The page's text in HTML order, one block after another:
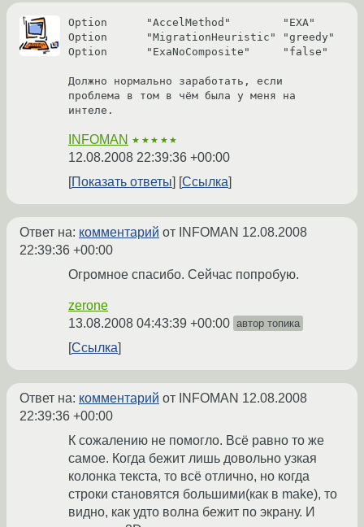
Option      "AccelMethod"        "EXA"
Option      "MigrationHeuristic" "greedy"
Option      "ExaNoComposite"     "false"
Должно нормально заработать, если
проблема в том в чём была у меня на
интеле.
INFOMAN ★★★★★
12.08.2008 22:39:36 +00:00
Показать ответы
Ссылка
Ответ на: комментарий от INFOMAN 12.08.2008
22:39:36 +00:00
Огромное спасибо. Сейчас попробую.
zerone
13.08.2008 04:43:39 +00:00 автор топика
Ссылка
Ответ на: комментарий от INFOMAN 12.08.2008
22:39:36 +00:00
К сожалению не помогло. Всё равно то же
самое. Когда бежит лишь довольно узкая
колонка текста, то всё отлично, но когда
строки становятся большими(как в make), то
видно, как удто волна бежит по экрану. И